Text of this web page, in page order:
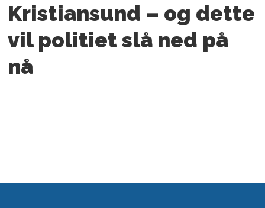
Kristiansund – og dette
vil politiet slå ned på
nå